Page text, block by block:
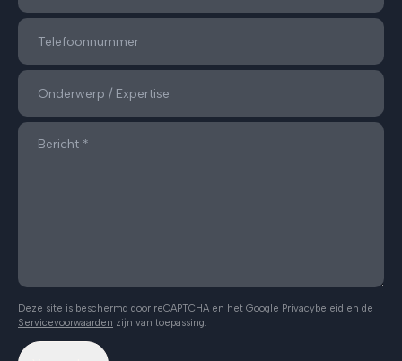
Deze site is beschermd door reCAPTCHA en het Google Privacybeleid en de
Servicevoorwaarden zijn van toepassing.